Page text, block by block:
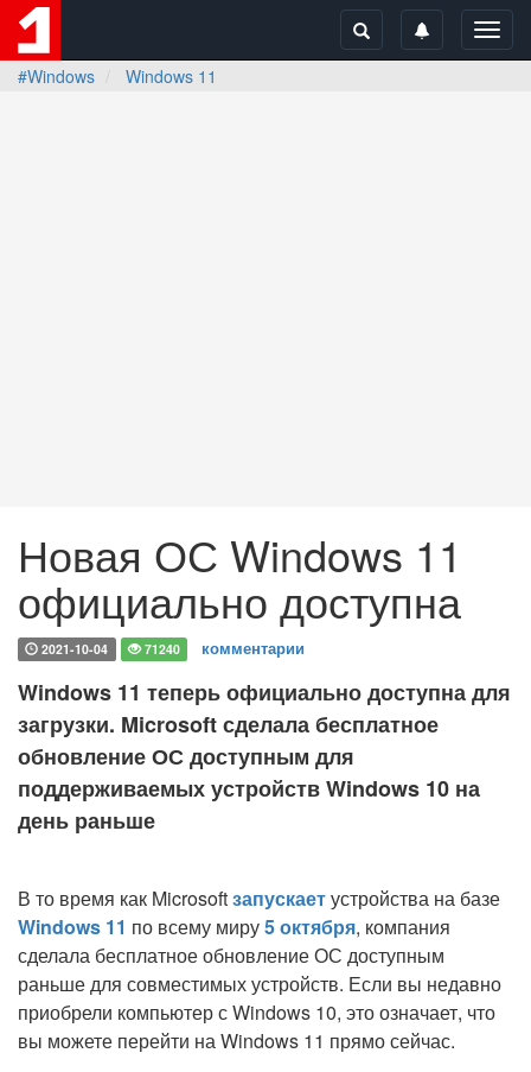
#Windows
Windows 11
Новая ОС Windows 11
официально доступна
2021-10-04 71240 комментарии
Windows 11 теперь официально доступна для
загрузки. Microsoft сделала бесплатное
обновление ОС доступным для
поддерживаемых устройств Windows 10 на
день раньше
В то время как Microsoftзапускаетустройства на базе
Windows 11 по всему миру5 октября, компания
сделала бесплатное обновление ОС доступным
раньше для совместимых устройств. Если вы недавно
приобрели компьютер с Windows 10, это означает, что
вы можете перейти на Windows 11 прямо сейчас.